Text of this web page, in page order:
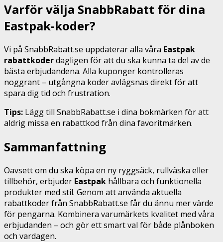
Varför välja SnabbRabatt för dina
Eastpak-koder?
Vi på SnabbRabatt.se uppdaterar alla våra Eastpak
rabattkoderdagligen för att du ska kunna ta del av de
bästa erbjudandena. Alla kuponger kontrolleras
noggrant – utgångna koder avlägsnas direkt för att
spara dig tid och frustration.
Tips: Lägg till SnabbRabatt.se i dina bokmärken för att
aldrig missa en rabattkod från dina favoritmärken.
Sammanfattning
Oavsett om du ska köpa en ny ryggsäck, rullväska eller
tillbehör, erbjuder Eastpak hållbara och funktionella
produkter med stil. Genom att använda aktuella
rabattkoder från SnabbRabatt.se får du ännu mer värde
för pengarna. Kombinera varumärkets kvalitet med våra
erbjudanden – och gör ett smart val för både plånboken
och vardagen.